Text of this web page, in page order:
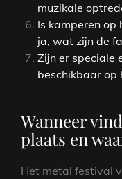
muzikale
Is kamperen op
ja, wat zijn de
Zijn er speciale
beschikbaar op
Wanneer
plaats en
Het metal festival